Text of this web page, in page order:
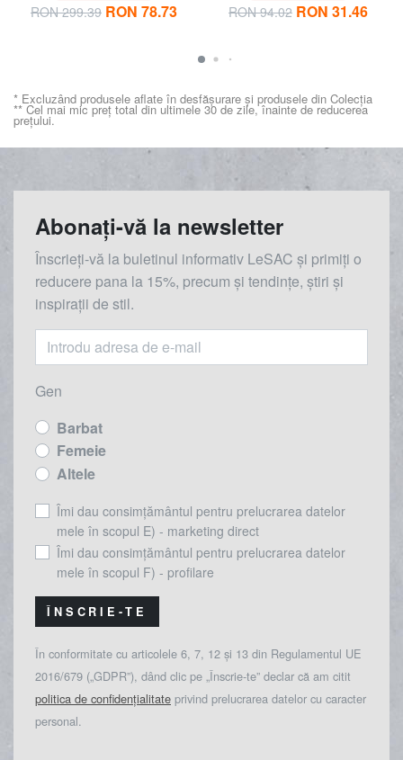
RON 299.39 RON 78.73 RON 94.02 RON 31.46
* Excluzând produsele aflate în desfășurare și produsele din Colecția
** Cel mai mic preț total din ultimele 30 de zile, înainte de reducerea
prețului.
Abonați-vă la newsletter
Înscrieți-vă la buletinul informativ LeSAC și primiți o
reducere pana la 15%, precum și tendințe, știri și
inspirații de stil.
Gen
Barbat
Femeie
Altele
Îmi dau consimțământul pentru prelucrarea datelor
mele în scopul E) - marketing direct
Îmi dau consimțământul pentru prelucrarea datelor
mele în scopul F) - profilare
ÎNSCRIE-TE
În conformitate cu articolele 6, 7, 12 și 13 din Regulamentul UE
2016/679 („GDPR”), dând clic pe „Înscrie-te” declar că am citit
politica de confidențialitate privind prelucrarea datelor cu caracter
personal.